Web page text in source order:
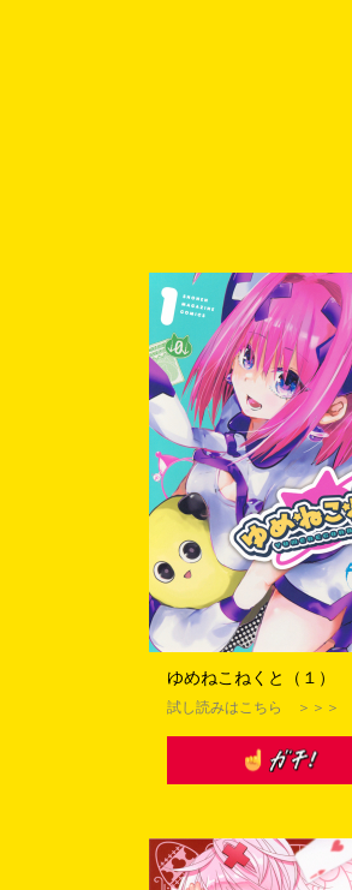
ゆめねこねくと（１）
試し読みはこちら ＞＞＞